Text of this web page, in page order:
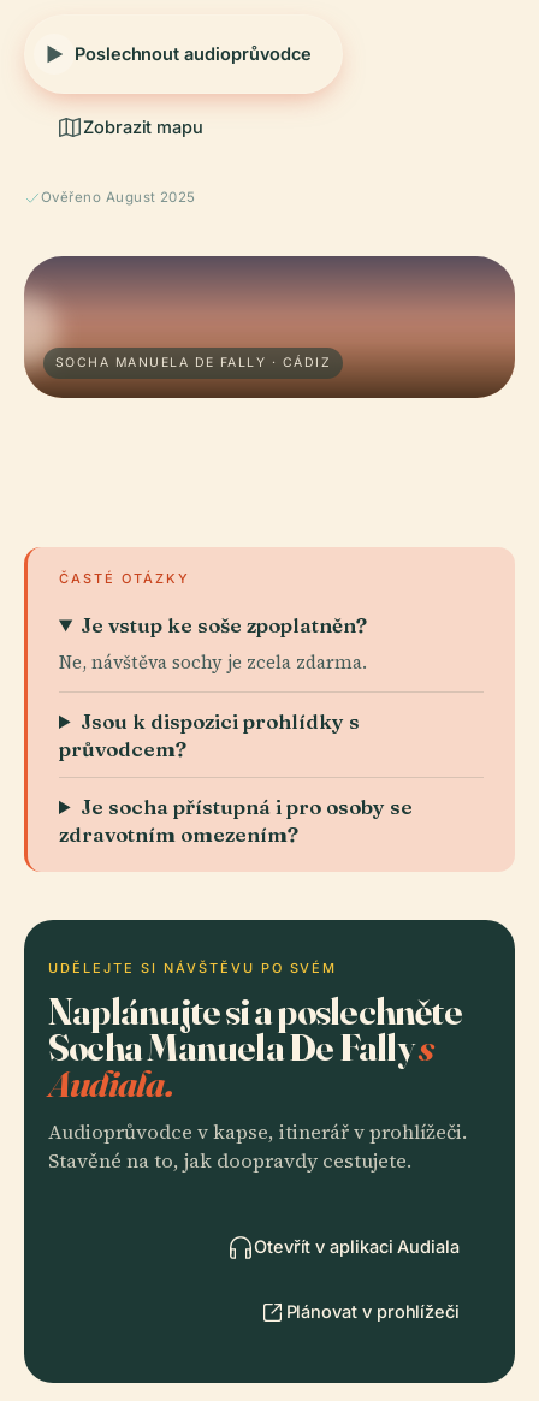
Poslechnout audioprůvodce
Zobrazit mapu
Ověřeno August 2025
SOCHA MANUELA DE FALLY · CÁDIZ
ČASTÉ OTÁZKY
Je vstup ke soše zpoplatněn?
Ne, návštěva sochy je zcela zdarma.
Jsou k dispozici prohlídky s
průvodcem?
Je socha přístupná i pro osoby se
zdravotním omezením?
UDĚLEJTE SI NÁVŠTĚVU PO SVÉM
Naplánujte si a poslechněte
Socha Manuela De Fallys
Audiala.
Audioprůvodce v kapse, itinerář v prohlížeči.
Stavěné na to, jak doopravdy cestujete.
Otevřít v aplikaci Audiala
Plánovat v prohlížeči